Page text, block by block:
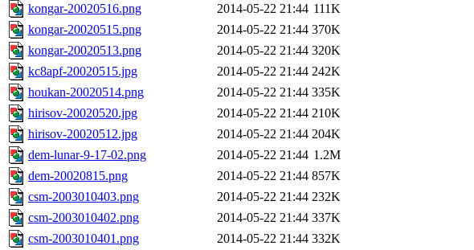
kongar-20020516.png
2014-05-22 21:44 111K
kongar-20020515.png
2014-05-22 21:44 370K
kongar-20020513.png
2014-05-22 21:44 320K
kc8apf-20020515.jpg
2014-05-22 21:44 242K
houkan-20020514.png
2014-05-22 21:44 335K
hirisov-20020520.jpg
2014-05-22 21:44 210K
hirisov-20020512.jpg
2014-05-22 21:44 204K
dem-lunar-9-17-02.png
2014-05-22 21:44 1.2M
dem-20020815.png
2014-05-22 21:44 857K
csm-2003010403.png
2014-05-22 21:44 232K
csm-2003010402.png
2014-05-22 21:44 337K
csm-2003010401.png
2014-05-22 21:44 332K